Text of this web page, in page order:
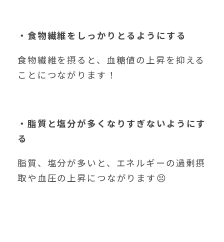
・食物繊維をしっかりとるようにする
食物繊維を摂ると、血糖値の上昇を抑える
ことにつながります！
・脂質と塩分が多くなりすぎないようにす
る
脂質、塩分が多いと、エネルギーの過剰摂
取や血圧の上昇につながります😣